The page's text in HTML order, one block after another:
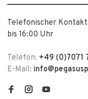
Telefonischer
bis 16:00 Uhr
Telefon: +49 (0)7071
E-Mail: